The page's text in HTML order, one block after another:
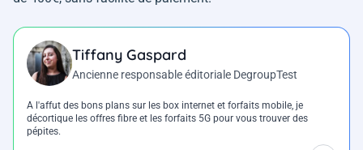
Tiffany Gaspard
Ancienne responsable éditoriale DegroupTest
A l'affut des bons plans sur les box internet et forfaits mobile, je
décortique les offres fibre et les forfaits 5G pour vous trouver des
pépites.